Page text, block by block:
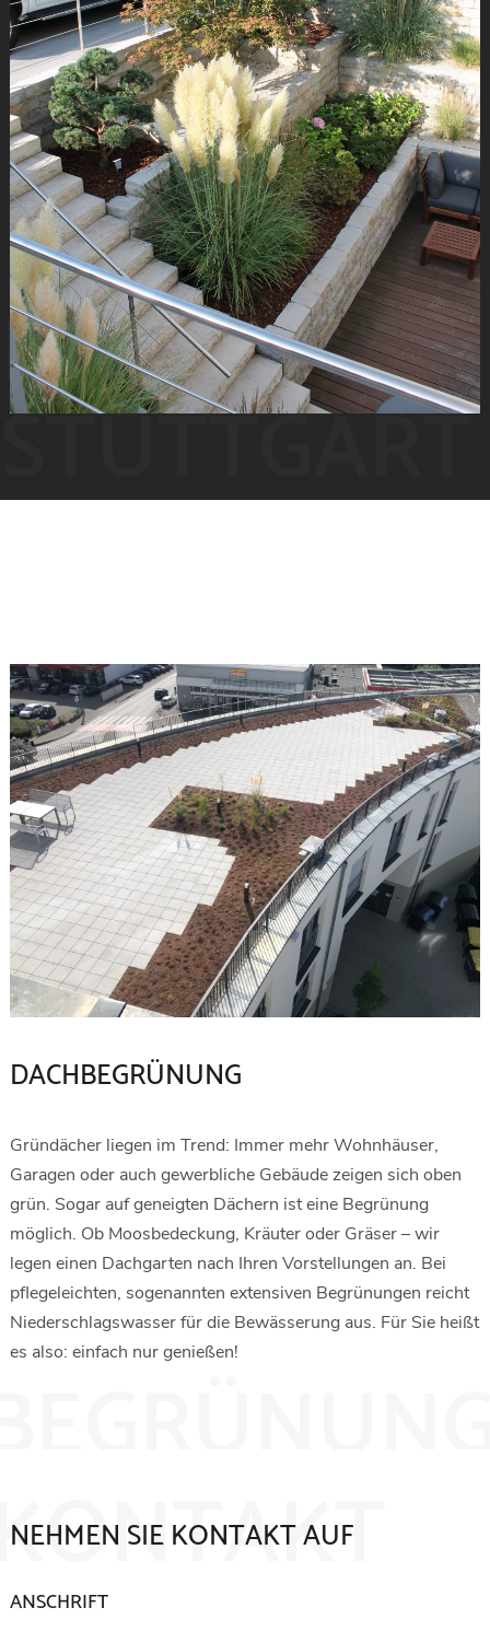
D&E
STUTTGART
DACHBEGRÜNUNG
Gründächer liegen im Trend: Immer mehr Wohnhäuser,
Garagen oder auch gewerbliche Gebäude zeigen sich oben
grün. Sogar auf geneigten Dächern ist eine Begrünung
möglich. Ob Moosbedeckung, Kräuter oder Gräser – wir
legen einen Dachgarten nach Ihren Vorstellungen an. Bei
pflegeleichten, sogenannten extensiven Begrünungen reicht
Niederschlagswasser für die Bewässerung aus. Für Sie heißt
es also: einfach nur genießen!
NEHMEN SIE KONTAKT AUF
ANSCHRIFT